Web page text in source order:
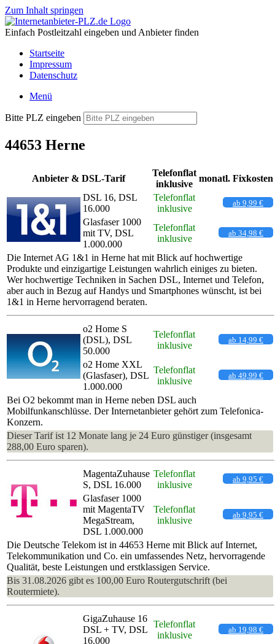
Zum Inhalt springen
Einfach Postleitzahl eingeben und Anbieter finden
Startseite
Impressum
Datenschutz
Menü
Bitte PLZ eingeben
44653 Herne
Anbieter & DSL-Tarif
Telefonflat
inklusive
monatl. Fixkosten
DSL 16, DSL
16.000
Telefonflat
inklusive
ab 9,99 €
Glasfaser 1000
mit TV, DSL
1.000.000
Telefonflat
inklusive
ab 34,98 €
Die Internet AG 1&1 in Herne hat mit Blick auf hochwertige
Produkte und einzigartige Leistungen wahrlich einiges zu bieten.
Wer hochwertige Techniken in Sachen DSL, Internet und Telefon,
aber auch in Bezug auf Handys und Smartphones wünscht, ist bei
1&1 in Herne hervorragend beraten.
o2 Home S
(DSL), DSL
50.000
Telefonflat
inklusive
ab 14,99 €
o2 Home XXL
(Glasfaser), DSL
1.000.000
Telefonflat
inklusive
ab 49,99 €
Bei O2 bekommt man in Herne neben DSL auch
Mobilfunkanschlüsse. Der Internetanbieter gehört zum Telefonica-
Konzern.
Dieser Tarif ist 12 Monate lang je 24 Euro günstiger (insgesamt
288,00 Euro sparen).
MagentaZuhause
S, DSL 16.000
Telefonflat
inklusive
ab 9,95 €
Glasfaser 1000
mit MagentaTV
MegaStream,
DSL 1.000.000
Telefonflat
inklusive
ab 9,95 €
Die Deutsche Telekom ist in 44653 Herne mit Blick auf Internet,
Telekommunikation und Co. ein umfassendes Netz, hervorragende
Qualität, beste Leistungen und erstklassigen Service.
Bis 31.08.2026 gibt es 100,00 Euro Routergutschrift (bei
Routermiete).
GigaZuhause 16
DSL + TV, DSL
16.000
Telefonflat
inklusive
ab 19,98 €